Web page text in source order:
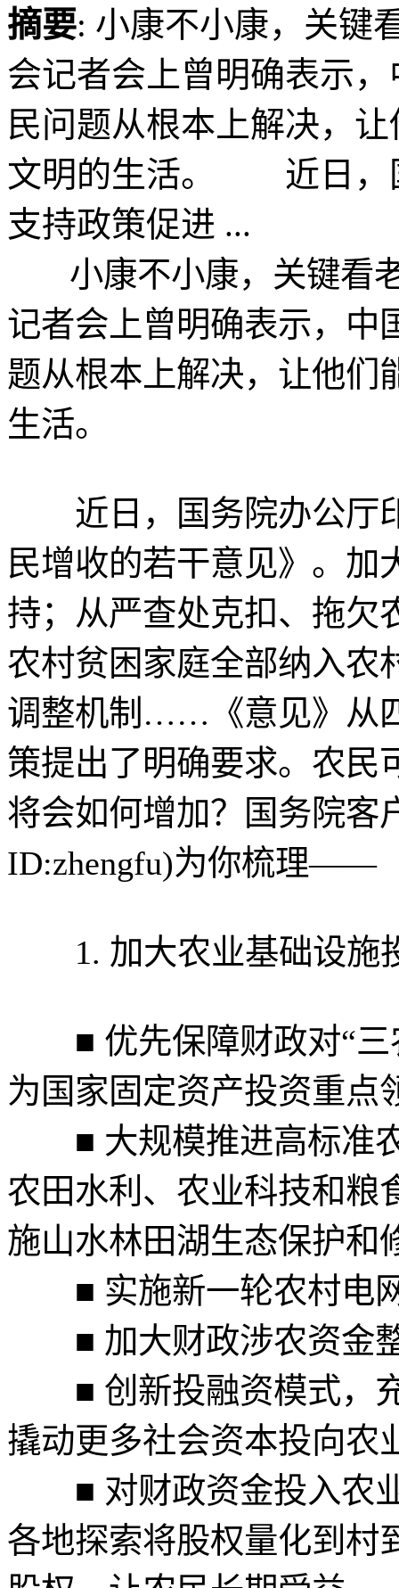
摘要: 小康不小康，关键
会记者会上曾明确表示
民问题从根本上解决，
文明的生活。 近日，
支持政策促进 ...
小康不小康，关键看老
记者会上曾明确表示，中
题从根本上解决，让他们
生活。
近日，国务院办公厅
民增收的若干意见》。加
持；从严查处克扣、拖欠
农村贫困家庭全部纳入农
调整机制……《意见》从
策提出了明确要求。农民
将会如何增加？国务院客
ID:zhengfu)为你梳理——
1. 加大农业基础设施
■ 优先保障财政对“三
为国家固定资产投资重点
■ 大规模推进高标准农
农田水利、农业科技和粮
施山水林田湖生态保护和
■ 实施新一轮农村电
■ 加大财政涉农资金整
■ 创新投融资模式，充
撬动更多社会资本投向农
■ 对财政资金投入农业
各地探索将股权量化到村